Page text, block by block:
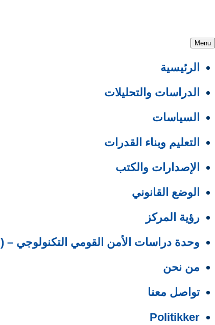
Menu
الرئيسية
الدراسات والتحليلات
السياسات
التعليم وبناء القدرات
الإصدارات والكتب
الوضع القانوني
رؤية المركز
وحدة دراسات الأمن القومي التكنولوجي – (TNSSU)
من نحن
تواصل معنا
Politikker